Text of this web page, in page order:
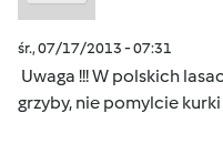
śr., 07/17/2013 - 07:31
Uwaga !!! W polskich
grzyby, nie pomylcie